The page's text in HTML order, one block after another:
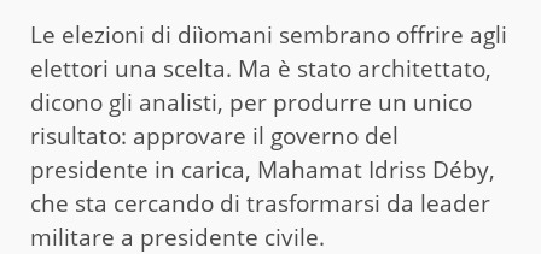
Le elezioni di diìomani sembrano offrire agli
elettori una scelta. Ma è stato architettato,
dicono gli analisti, per produrre un unico
risultato: approvare il governo del
presidente in carica, Mahamat Idriss Déby,
che sta cercando di trasformarsi da leader
militare a presidente civile.